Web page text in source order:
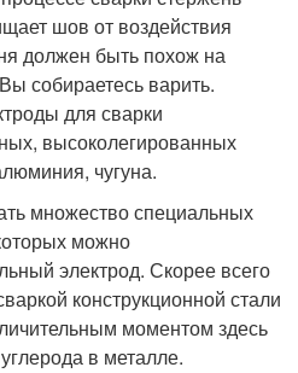
шов от воздействия
должен быть похож на
собираетесь варить.
для сварки
высоколегированных
чугуна.
множество специальных
можно
электрод. Скорее всего
конструкционной стали
моментом здесь
в металле.